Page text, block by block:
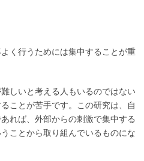
く行うためには集中することが重
しいと考える人もいるのではない
ことが苦手です。この研究は、自
れば、外部からの刺激で集中する
ことから取り組んでいるものにな